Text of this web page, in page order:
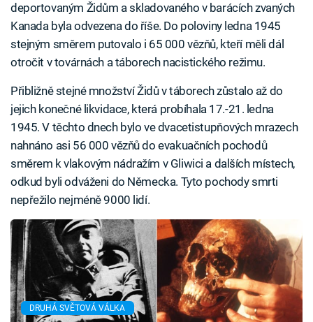
deportovaným Židům a skladovaného v barácích zvaných
Kanada byla odvezena do říše. Do poloviny ledna 1945
stejným směrem putovalo i 65 000 vězňů, kteří měli dál
otročit v továrnách a táborech nacistického režimu.
Přibližně stejné množství Židů v táborech zůstalo až do
jejich konečné likvidace, která probíhala 17.-21. ledna
1945. V těchto dnech bylo ve dvacetistupňových mrazech
nahnáno asi 56 000 vězňů do evakuačních pochodů
směrem k vlakovým nádražím v Gliwici a dalších místech,
odkud byli odváženi do Německa. Tyto pochody smrti
nepřežilo nejméně 9000 lidí.
DRUHÁ SVĚTOVÁ VÁLKA